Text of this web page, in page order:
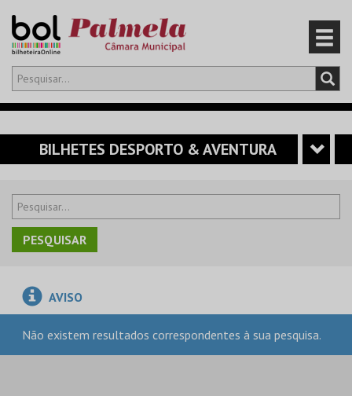
Olá,iniciar sessão
CARRINHO 0
CARTÕES
BILHETES DESPORTO & AVENTURA
AVISO
Não existem resultados correspondentes à sua pesquisa.